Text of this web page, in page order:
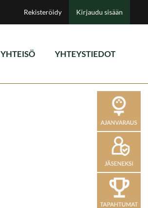
Rekisteröidy Kirjaudu sisään
YHTEISÖ YHTEYSTIEDOT